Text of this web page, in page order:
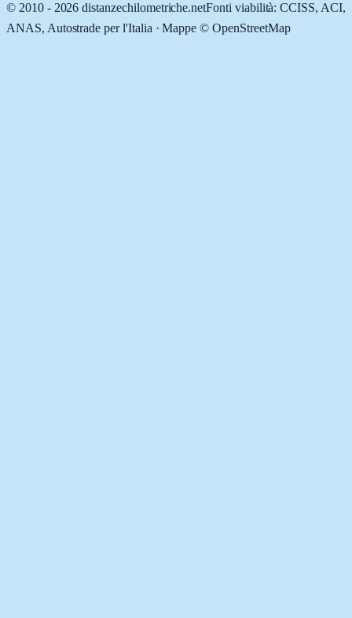
© 2010 - 2026 distanzechilometriche.netFonti viabilità: CCISS, ACI,
ANAS, Autostrade per l'Italia · Mappe © OpenStreetMap